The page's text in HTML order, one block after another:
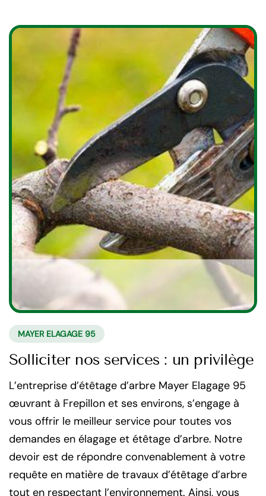
MAYER ELAGAGE 95
Solliciter nos services : un privilège
L’entreprise d’étêtage d’arbre Mayer Elagage 95
œuvrant à Frepillon et ses environs, s’engage à
vous offrir le meilleur service pour toutes vos
demandes en élagage et étêtage d’arbre. Notre
devoir est de répondre convenablement à votre
requête en matière de travaux d’étêtage d’arbre
tout en respectant l’environnement. Ainsi, vous